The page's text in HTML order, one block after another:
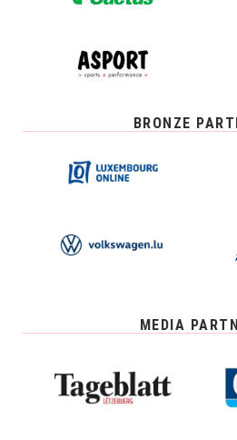
BRONZE
MEDIA